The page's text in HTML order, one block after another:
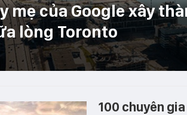
mẹ của Google xây
lòng Toronto
100 chuyên